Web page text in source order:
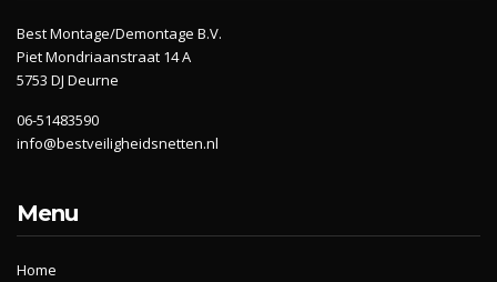
Best Montage/Demontage B.V.
Piet Mondriaanstraat 14 A
5753 DJ Deurne
06-51483590
info@bestveiligheidsnetten.nl
Menu
Home